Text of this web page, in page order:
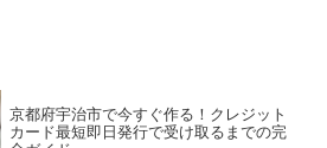
京都府宇治市で今すぐ作る！クレジット
カード最短即日発行で受け取るまでの完